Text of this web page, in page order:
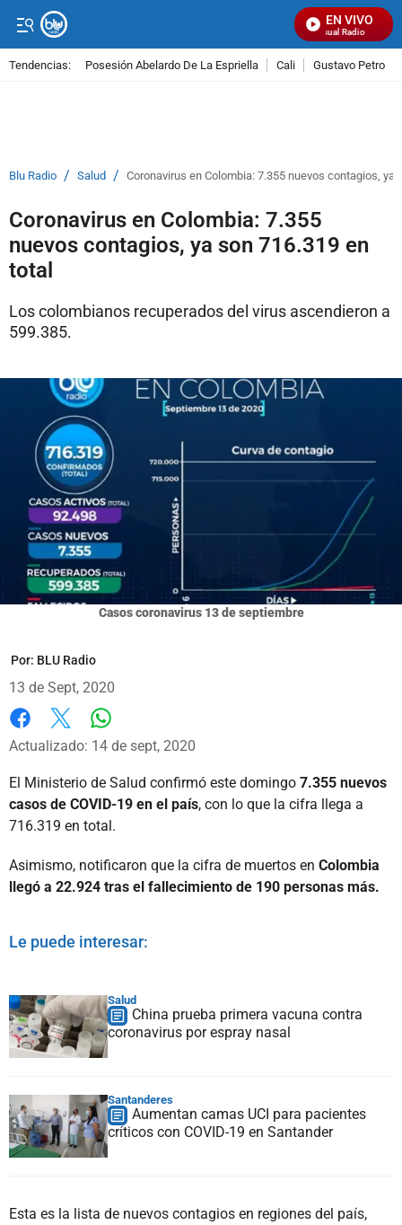
EN VIVO
Señal Visual Radio
Tendencias: Posesión Abelardo De La Espriella Cali Gustavo Petro
Blu Radio / Salud / Coronavirus en Colombia: 7.355 nuevos contagios, ya
Coronavirus en Colombia: 7.355
nuevos contagios, ya son 716.319 en
total
Los colombianos recuperados del virus ascendieron a
599.385.
Casos coronavirus 13 de septiembre
Por: BLU Radio
13 de Sept, 2020
Facebook
X
Actualizado: 14 de sept, 2020
El Ministerio de Salud confirmó este domingo 7.355 nuevos
casos de COVID-19 en el país, con lo que la cifra llega a
716.319 en total.
Asimismo, notificaron que la cifra de muertos en Colombia
llegó a 22.924 tras el fallecimiento de 190 personas más.
Le puede interesar:
Salud
China prueba primera vacuna contra
coronavirus por espray nasal
Santanderes
Aumentan camas UCI para pacientes
críticos con COVID-19 en Santander
Esta es la lista de nuevos contagios en regiones del país,